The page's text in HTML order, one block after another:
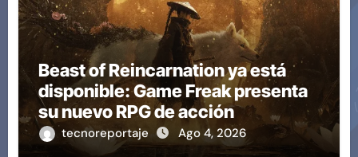
Beast of Reincarnation ya está
disponible: Game Freak presenta
su nuevo RPG de acción
tecnoreportaje Ago 4, 2026